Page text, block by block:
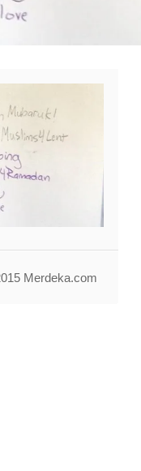
Merdeka.com